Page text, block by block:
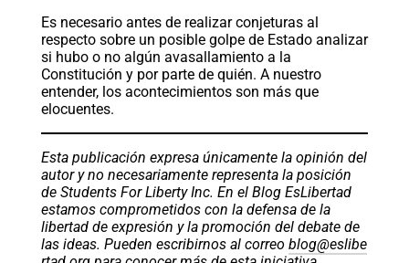
Es necesario antes de realizar conjeturas al
respecto sobre un posible golpe de Estado analizar
si hubo o no algún avasallamiento a la
Constitución y por parte de quién. A nuestro
entender, los acontecimientos son más que
elocuentes.
Esta publicación expresa únicamente la opinión del
autor y no necesariamente representa la posición
de Students For Liberty Inc. En el Blog EsLibertad
estamos comprometidos con la defensa de la
libertad de expresión y la promoción del debate de
las ideas. Pueden escribirnos al correo blog@eslibe